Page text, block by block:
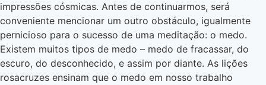
impressões cósmicas. Antes de continuarmos, será
conveniente mencionar um outro obstáculo, igualmente
pernicioso para o sucesso de uma meditação: o medo.
Existem muitos tipos de medo – medo de fracassar, do
escuro, do desconhecido, e assim por diante. As lições
rosacruzes ensinam que o medo em nosso trabalho